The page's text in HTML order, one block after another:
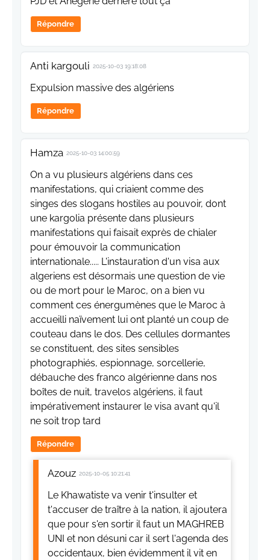
Répondre
Anti kargouli 2025-10-03 19:18:08
Expulsion massive des algériens
Répondre
Hamza 2025-10-03 14:00:59
On a vu plusieurs algériens dans ces
manifestations, qui criaient comme des
singes des slogans hostiles au pouvoir, dont
une kargolia présente dans plusieurs
manifestations qui faisait exprès de chialer
pour émouvoir la communication
internationale..... L'instauration d'un visa aux
algeriens est désormais une question de vie
ou de mort pour le Maroc, on a bien vu
comment ces énergumènes que le Maroc à
accueilli naïvement lui ont planté un coup de
couteau dans le dos. Des cellules dormantes
se constituent, des sites sensibles
photographiés, espionnage, sorcellerie,
débauche des franco algérienne dans nos
boîtes de nuit, travelos algériens, il faut
impérativement instaurer le visa avant qu'il
ne soit trop tard
Répondre
Azouz 2025-10-05 10:21:41
Le Khawatiste va venir t'insulter et
t'accuser de traître à la nation, il ajoutera
que pour s'en sortir il faut un MAGHREB
UNI et non désuni car il sert l'agenda des
occidentaux, bien évidemment il vit en